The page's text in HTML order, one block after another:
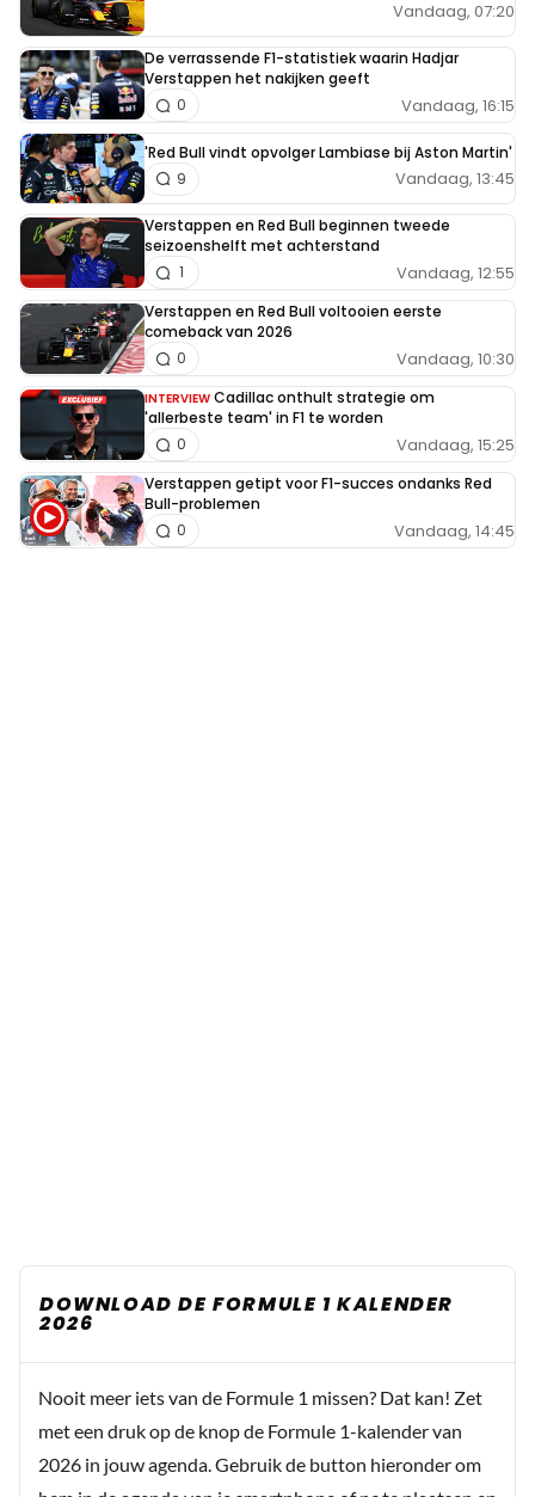
Vandaag, 07:20
De verrassende F1-statistiek waarin Hadjar
Verstappen het nakijken geeft
Vandaag, 16:15
0
'Red Bull vindt opvolger Lambiase bij Aston Martin'
Vandaag, 13:45
9
Verstappen en Red Bull beginnen tweede
seizoenshelft met achterstand
Vandaag, 12:55
1
Verstappen en Red Bull voltooien eerste
comeback van 2026
Vandaag, 10:30
0
INTERVIEW Cadillac onthult strategie om
'allerbeste team' in F1 te worden
Vandaag, 15:25
0
Verstappen getipt voor F1-succes ondanks Red
Bull-problemen
Vandaag, 14:45
0
DOWNLOAD DE FORMULE 1 KALENDER
2026
Nooit meer iets van de Formule 1 missen? Dat kan! Zet
met een druk op de knop de Formule 1-kalender van
2026 in jouw agenda. Gebruik de button hieronder om